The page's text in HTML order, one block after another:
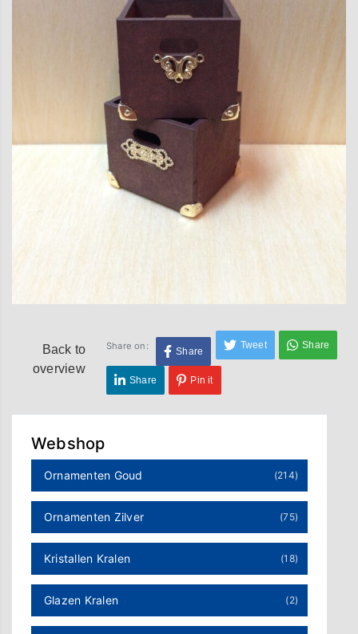
Back to
overview
Share on:
Share
Tweet Share
Share Pin it
Webshop
Ornamenten Goud (214)
Ornamenten Zilver (75)
Kristallen Kralen (18)
Glazen Kralen (2)